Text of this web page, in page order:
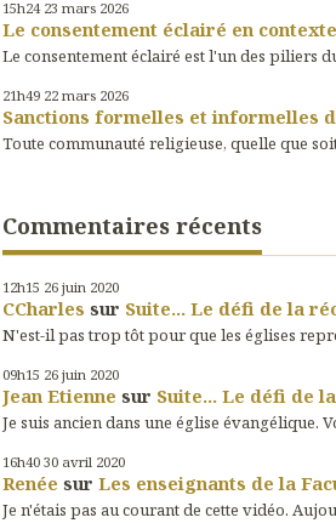
15h24 23 mars 2026
Le consentement éclairé en
Le consentement éclairé est l'un des piliers
21h49 22 mars 2026
Sanctions formelles et informelles
Toute communauté religieuse, quelle que
Commentaires récents
12h15 26 juin 2020
CCharles sur Suite... Le défi de la
N'est-il pas trop tôt pour que les églises
09h15 26 juin 2020
Jean Etienne sur Suite... Le défi de
Je suis ancien dans une église évangélique.
16h40 30 avril 2020
Renée sur Les enseignants de la
Je n'étais pas au courant de cette vidéo.